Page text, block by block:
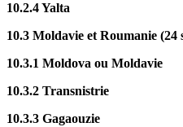
10.2.4 Yalta
10.3 Moldavie et Roumanie (24
10.3.1 Moldova ou Moldavie
10.3.2 Transnistrie
10.3.3 Gagaouzie